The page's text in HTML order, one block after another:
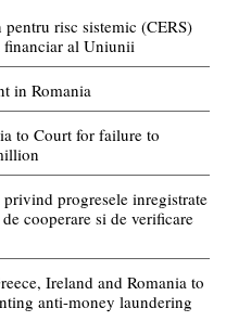
risc sistemic (CERS)
al Uniunii
in Romania
to Court for failure to
progresele inregistrate
cooperare si de verificare
Ireland and Romania to
anti-money laundering